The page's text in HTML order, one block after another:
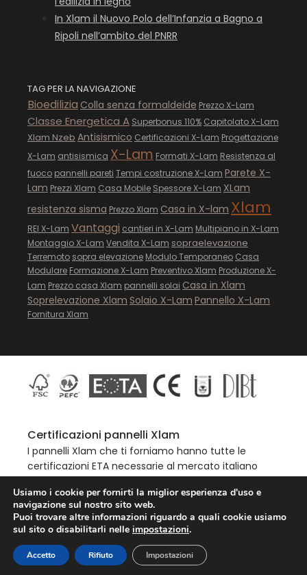
In Xlam il Nuovo Polo dell’Infanzia a Bagno a
Ripoli nell’ambito del PNRR
TAG PER LA NAVIGAZIONE
Bioedilizia Colla senza formaldeide Prezzo X-Lam
Classe Energetica A Superbonus 110% Capitolato X-Lam
Xlam Nzeb Antisismico Certificazioni X-Lam Progettazione
X-Lam antisismica X-Lam Formati X-Lam Resistenza al
fuoco pannelli pareti Tempi costruzione X-Lam Parete X-
Lam Prezzi Xlam Casa Mobile Spessore X-Lam XLam
resistenza sisma Prezzo Xlam Casa in X-lam Xlam
REI X-Lam Vantaggi cantieri in X-Lam Multipiano in X-Lam
Montaggio X-Lam Vendita X-Lam sopraelevazione
Terremoto sopra elevazione Modulo Temporaneo Casa
Modulare Formazione X-Lam Preventivo Xlam Produzione X-
Lam Prezzo casa Xlam pannelli solai Casa in Xlam
Soprelevazione Xlam Solaio X-Lam Pannello X-Lam
Fornitura Xlam
Certificazioni pannelli Xlam
I pannelli Xlam che ti forniamo hanno tutte le
certificazioni ETA necessarie al mercato italiano
www.xlam-italia.com - P. Iva 13467401009 -
Sede Operativa: Ruffrè-Mendola (TN)
PRIVACY
Usiamo i cookie per fornirti la miglior esperienza d'uso e
navigazione sul nostro sito web.
Puoi trovare altre informazioni riguardo a quali cookie usiamo
sul sito o disabilitarli nelle impostazioni.
Accetto Rifiuto Impostazioni